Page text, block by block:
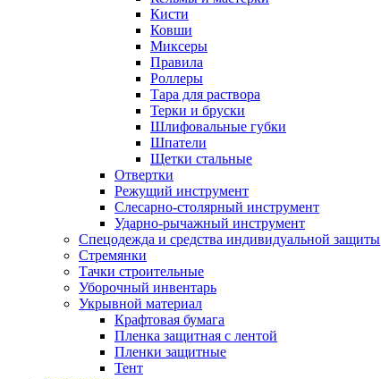
Кисти
Ковши
Миксеры
Правила
Роллеры
Тара для раствора
Терки и бруски
Шлифовальные губки
Шпатели
Щетки стальные
Отвертки
Режущий инструмент
Слесарно-столярный инструмент
Ударно-рычажный инструмент
Спецодежда и средства индивидуальной защиты
Стремянки
Тачки строительные
Уборочный инвентарь
Укрывной материал
Крафтовая бумага
Пленка защитная с лентой
Пленки защитные
Тент